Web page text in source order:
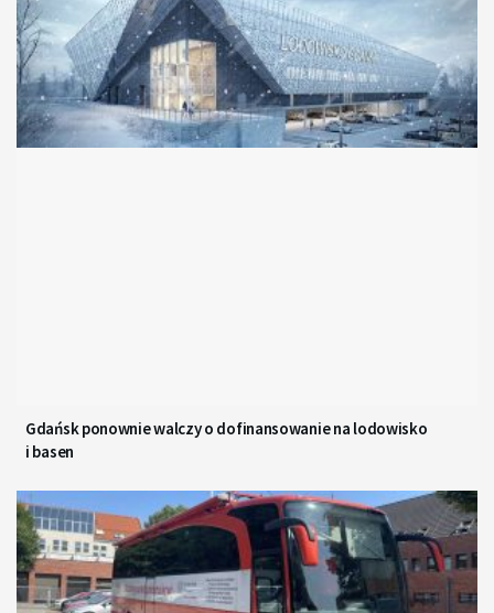
Gdańsk ponownie walczy o dofinansowanie na lodowisko
i basen